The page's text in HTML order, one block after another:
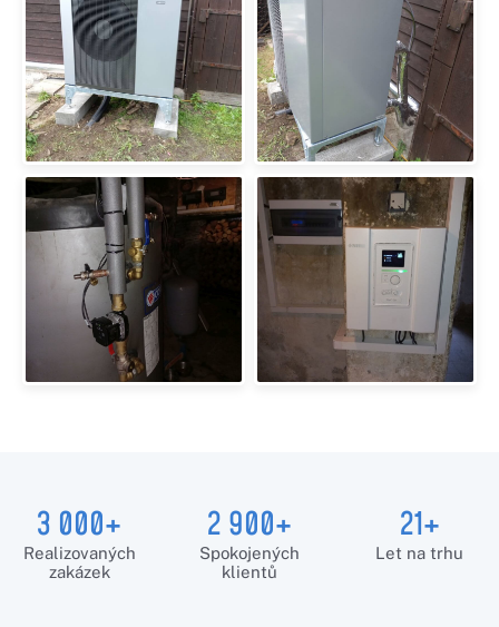
3 000+
Realizovaných
zakázek
2 900+
Spokojených
klientů
21+
Let na trhu